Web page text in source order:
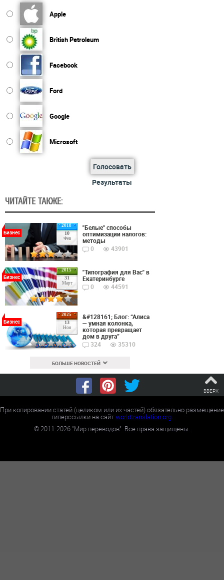
Apple
British Petroleum
Facebook
Ford
Google
Microsoft
Голосовать
Результаты
ЧИТАЙТЕ ТАКЖЕ:
2018
10
Фев
Бизнес
"Белые" способы
оптимизации налогов:
методы
0
43901
2015
31
Март
Бизнес
"Типография для Вас" в
Екатеринбурге
0
44591
2025
13
Ноя
Бизнес
&#128161; Блог: “Алиса
— умная колонка,
которая превращает
дом в друга”
324
35310
БОЛЬШЕ НОВОСТЕЙ
ВВЕРХ
При копировании статей (целиком или их частей) обязательно размещение
гиперссылки на сайтworldtranslation.org.
©2011-2026 "Мир переводов". Все права защищены.